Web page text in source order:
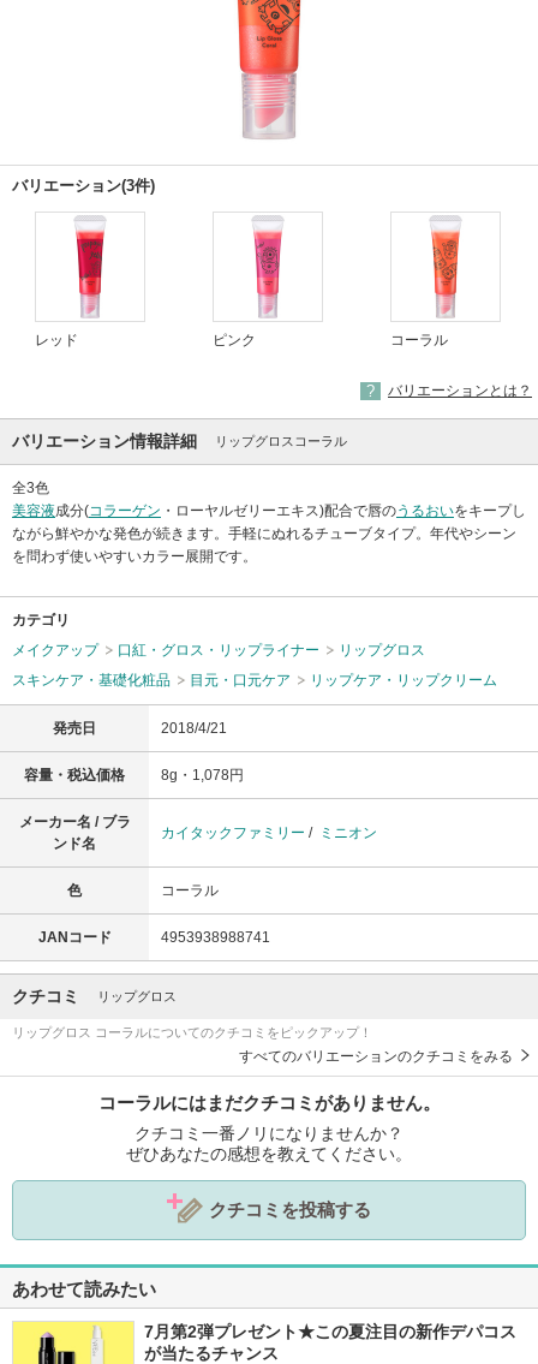
バリエーション(3件)
レッド ピンク コーラル
バリエーションとは？
バリエーション情報詳細 リップグロスコーラル
全3色
美容液成分(コラーゲン ・ローヤルゼリーエキス)配合で唇のうるおいをキープし
ながら鮮やかな発色が続きます。手軽にぬれるチューブタイプ。年代やシーン
を問わず使いやすいカラー展開です。
カテゴリ
メイクアップ
口紅・グロス・リップライナー
リップグロス
スキンケア・基礎化粧品
目元・口元ケア リップケア・リップクリーム
発売日 2018/4/21
容量・税込価格 8g・1,078円
メーカー名 / ブラ
ンド名
カイタックファミリー / ミニオン
色 コーラル
JANコード 4953938988741
クチコミ リップグロス
リップグロス コーラルについてのクチコミをピックアップ！
すべてのバリエーションのクチコミをみる
コーラルにはまだクチコミがありません。
クチコミ一番ノリになりませんか？
ぜひあなたの感想を教えてください。
クチコミを投稿する
あわせて読みたい
7月第2弾プレゼント★この夏注目の新作デパコス
が当たるチャンス